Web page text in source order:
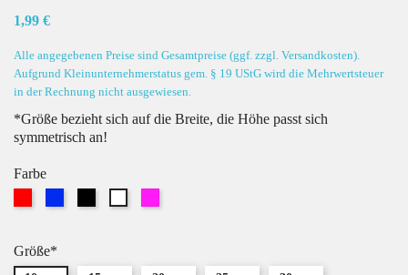
1,99 €
Alle angegebenen Preise sind Gesamtpreise (ggf. zzgl. Versandkosten).
Aufgrund Kleinunternehmerstatus gem. § 19 UStG wird die Mehrwertsteuer
in der Rechnung nicht ausgewiesen.
*Größe bezieht sich auf die Breite, die Höhe passt sich
symmetrisch an!
Farbe
Größe*